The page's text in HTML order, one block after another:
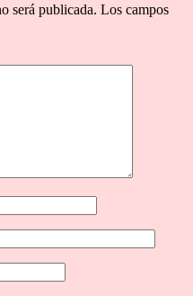
será publicada. Los campos